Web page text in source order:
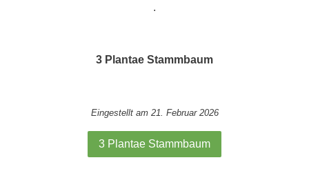
.
3 Plantae Stammbaum
Eingestellt am 21. Februar 2026
3 Plantae Stammbaum